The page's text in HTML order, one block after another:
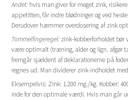
Andet:hvis man giver for meget zink,
appetitten, får indre blødninger og ved
Derudover hæmmer overdosering af zink
Tommelfingeregel:zink-kobberforholdet bør
være optimalt (træning, alder og lign. afgør
fremgår sjældent af deklarationerne på
regnes ud. Man dividerer zink-indholdet
Eksempelvis: Zink: 1.200 mg./kg. Kobber:
inde for den optimale værdi. Hvis man går